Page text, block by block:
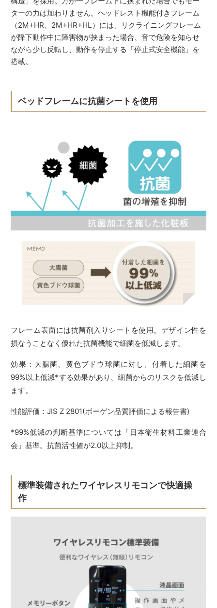
ターの力は加わりません。ヘッドレスト機能付きフレーム
（2M+HR、2M+HR+HL）には、リクライニングフレーム
が降下動作中に障害物が挟まった場合、音で危険を知らせ
ながら少し反転し、動作を停止する「停止式安全機能」を
搭載。
ベッドフレームに抗菌シートを使用
フレーム表面には抗菌剤入りシートを使用。デザイン性を
損なうことなく優れた抗菌機能で細菌を低減します。
効果：大腸菌、黄色ブドウ球菌に対し、付着した細菌を
99%以上低減*する効果があり、細菌からのリスクを低減し
ます。
性能評価：JIS Z 2801(ボーゲン品質評価による報告書)
*99%低減の判断基準については「日本衛生材料工業連合
会」基準。抗菌活性値が2.0以上抑制。
標準装備されたワイヤレスリモコンで快適操
作